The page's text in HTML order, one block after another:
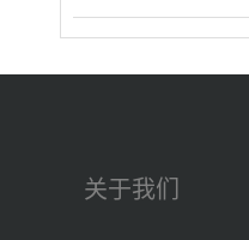
关于我们